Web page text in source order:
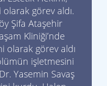
görev aldı.
Şifa Ataşehir
Kliniği’nde
olarak görev aldı
işletmesini
Yasemin Savaş